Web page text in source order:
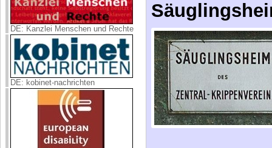
DE: Kanzlei Menschen und Rechte
DE: kobinet-nachrichten